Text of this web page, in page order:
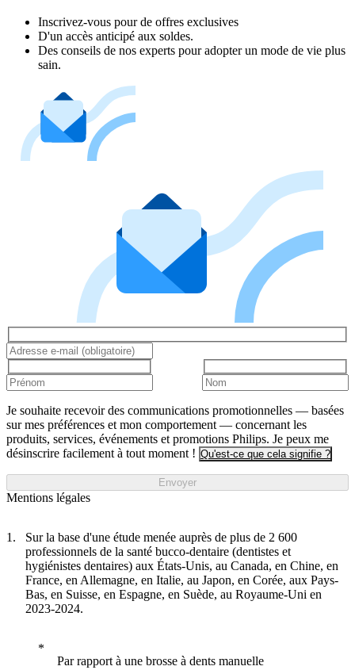
Inscrivez‑vous pour de offres exclusives
D'un accès anticipé aux soldes.
Des conseils de nos experts pour adopter un mode de vie plus
sain.
Je souhaite recevoir des communications promotionnelles — basées
sur mes préférences et mon comportement — concernant les
produits, services, événements et promotions Philips. Je peux me
désinscrire facilement à tout moment ! Qu'est-ce que cela signifie ?
Envoyer
Mentions légales
Sur la base d'une étude menée auprès de plus de 2 600
professionnels de la santé bucco-dentaire (dentistes et
hygiénistes dentaires) aux États-Unis, au Canada, en Chine, en
France, en Allemagne, en Italie, au Japon, en Corée, aux Pays-
Bas, en Suisse, en Espagne, en Suède, au Royaume-Uni en
2023-2024.
Par rapport à une brosse à dents manuelle